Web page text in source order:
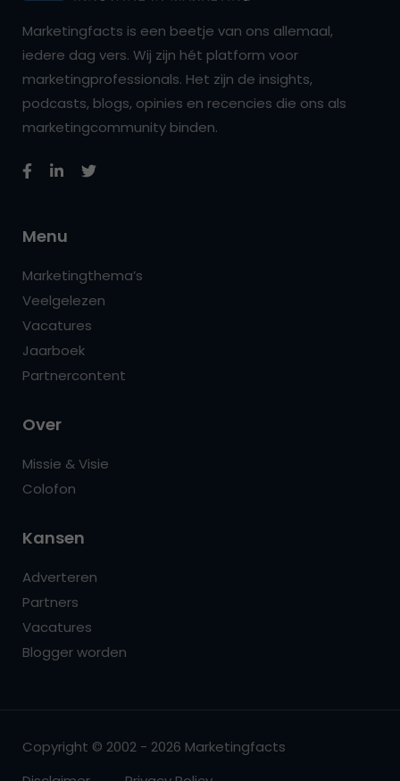
Marketingfacts is een beetje van ons allemaal,
iedere dag vers. Wij zijn hét platform voor
marketingprofessionals. Het zijn de insights,
podcasts, blogs, opinies en recencies die ons als
marketingcommunity binden.
Menu
Marketingthema’s
Veelgelezen
Vacatures
Jaarboek
Partnercontent
Over
Missie & Visie
Colofon
Kansen
Adverteren
Partners
Vacatures
Blogger worden
Copyright © 2002 - 2026 Marketingfacts